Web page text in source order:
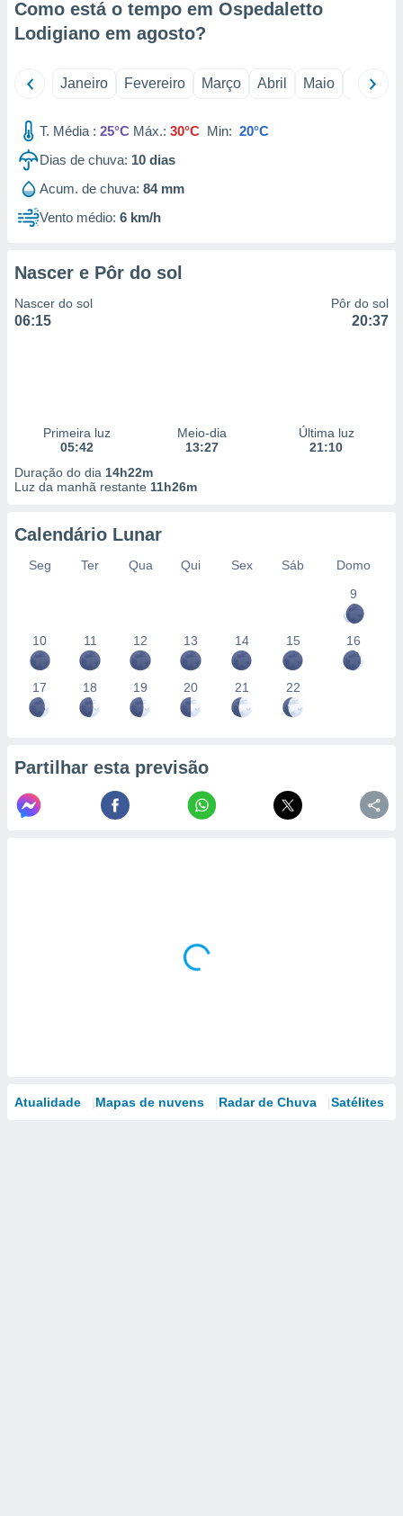
utilizar
medir
da
medir o
os
ou
de dados
através
de
1199
Como está o tempo em Ospedaletto
Lodigiano em agosto?
Janeiro Fevereiro Março Abril Maio Junho
T. Média : 25°C Máx.: 30°C Min: 20°C
Dias de chuva: 10 dias
Acum. de chuva: 84 mm
Vento médio: 6 km/h
Nascer e Pôr do sol
Nascer do sol
06:15
Pôr do sol
20:37
Primeira luz
05:42
Meio-dia
13:27
Última luz
21:10
Duração do dia 14h22m
Luz da manhã restante 11h26m
Calendário Lunar
Seg Ter Qua Qui Sex Sáb
Domo
9
10 11 12 13 14 15 16
17 18 19 20 21 22
Partilhar esta previsão
Atualidade Mapas de nuvens Radar de Chuva Satélites